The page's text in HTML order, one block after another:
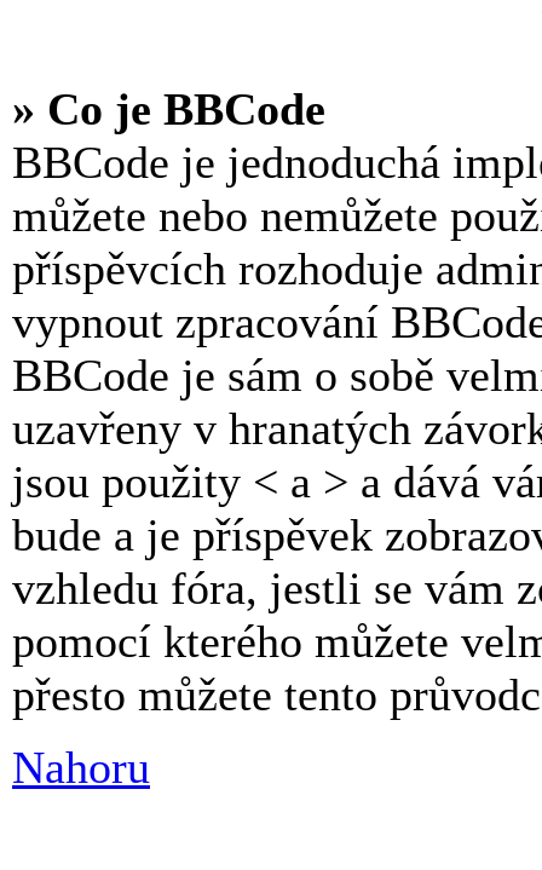
» Co je BBCode
BBCode je jednoduchá
můžete nebo nemůžete
příspěvcích rozhoduje
vypnout zpracování
BBCode je sám o sobě
uzavřeny v hranatých
jsou použity < a > a dává
bude a je příspěvek
vzhledu fóra, jestli se vám
pomocí kterého můžete
přesto můžete tento
Nahoru